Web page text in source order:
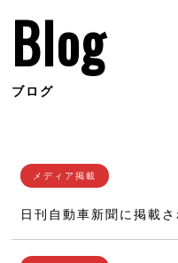
Blog
ブログ
日刊自動車新聞に掲載さ